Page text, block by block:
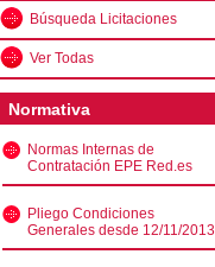
Búsqueda Licitaciones
Ver Todas
Normativa
Normas Internas de
Contratación EPE Red.es
Pliego Condiciones
Generales desde 12/11/2013